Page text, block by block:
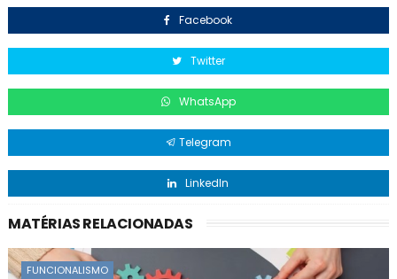
Facebook
Twitter
WhatsApp
Telegram
LinkedIn
MATÉRIAS RELACIONADAS
FUNCIONALISMO